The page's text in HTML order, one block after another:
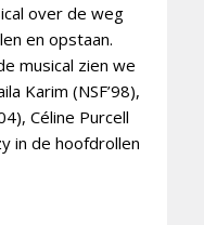
over de weg
en opstaan.
musical zien we
Karim (NSF’98),
Céline Purcell
in de hoofdrollen